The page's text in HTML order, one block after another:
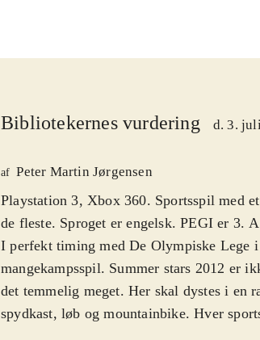
Bibliotekernes vurdering d. 3.
af Peter Martin Jørgensen
Playstation 3, Xbox 360. Sportsspil med
de fleste. Sproget er engelsk. PEGI er 3.
I perfekt timing med De Olympiske Lege
mangekampsspil. Summer stars 2012 er
det temmelig meget. Her skal dystes i en
spydkast, løb og mountainbike. Hver